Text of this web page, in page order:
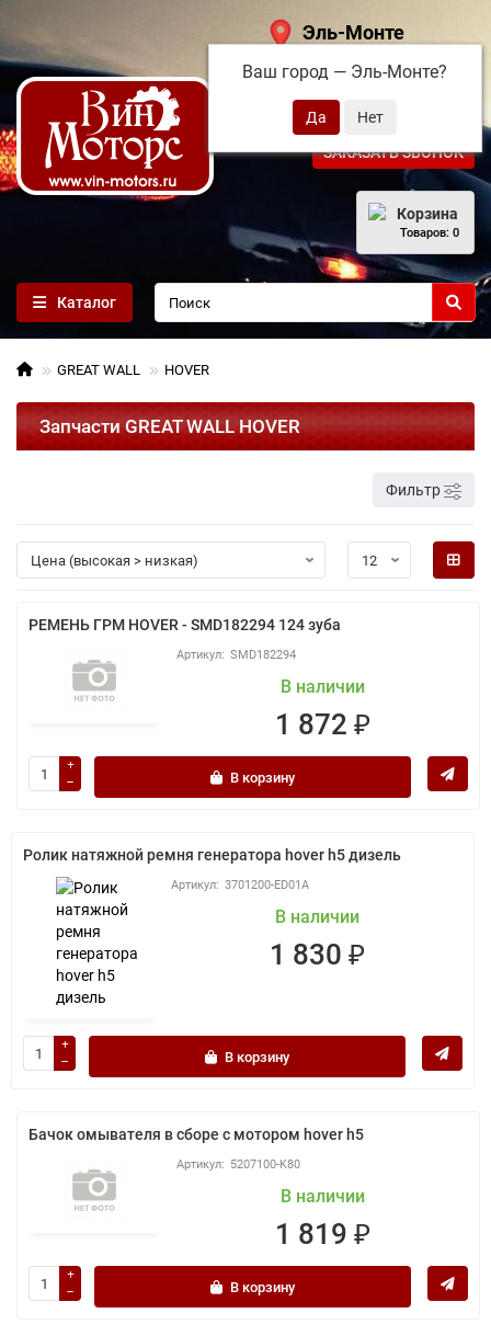
Эль-Монте
Ваш город — Эль-Монте?
+7 (495) 108-68-71
ЗАКАЗАТЬ ЗВОНОК
Корзина
Товаров: 0
Каталог
GREAT WALL HOVER
Запчасти GREAT WALL HOVER
Фильтр
РЕМЕНЬ ГРМ HOVER - SMD182294 124 зуба
SMD182294
В наличии
1 872 ₽
В корзину
Ролик натяжной ремня генератора hover h5 дизель
3701200-ED01A
В наличии
1 830 ₽
В корзину
Бачок омывателя в сборе с мотором hover h5
5207100-K80
В наличии
1 819 ₽
В корзину